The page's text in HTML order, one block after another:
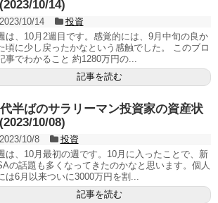
10/14)
2023/10/14
投資
は、10月2週目です。感覚的には、9月中旬の良か
頃に少し戻ったかなという感触でした。 このブロ
事でわかること 約1280万円の...
記事を読む
半ばのサラリーマン投資家の資産状
10/08)
2023/10/8
投資
は、10月最初の週です。10月に入ったことで、新
の話題も多くなってきたのかなと思います。個人
は6月以来ついに3000万円を割...
記事を読む